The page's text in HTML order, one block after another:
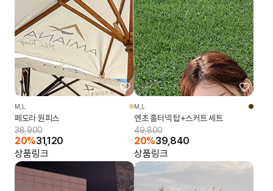
M,L
페도라 원피스
38,900
20%31,120
상품링크
M,L
엔초 홀터넥 탑+스커트 세트
49,800
20%39,840
상품링크